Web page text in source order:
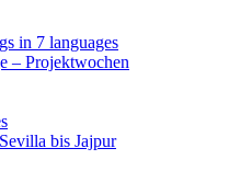
in 7 languages
– Projektwochen
bis Jajpur